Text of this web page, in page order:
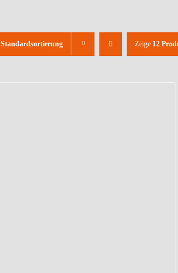
Standardsortierung Zeige 12